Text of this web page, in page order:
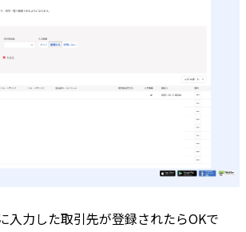
入力した取引先が登録されたらOKで